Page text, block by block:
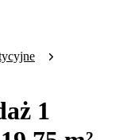
1